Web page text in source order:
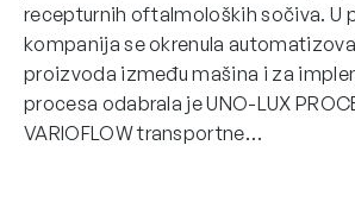
recepturnih oftalmoloških sočiva. U
kompanija se okrenula
proizvoda između mašina i za
procesa odabrala je UNO-LUX
VARIOFLOW transportne…